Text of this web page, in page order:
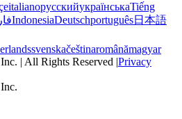
italianoрусскийукраїнськаTiếng
IndonesiaDeutschportuguês日本語
svenskačeštinaromânămagyar
| All Rights Reserved |Privacy